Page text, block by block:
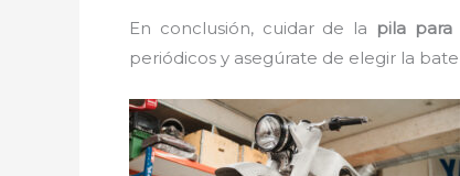
En conclusión, cuidar de la pila
periódicos y asegúrate de elegir la